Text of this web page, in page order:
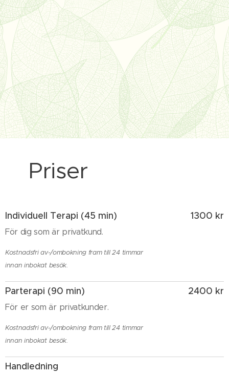
Priser
Individuell Terapi (45 min)
För dig som är privatkund.
Kostnadsfri av-/ombokning fram till 24 timmar
innan inbokat besök.
1300 kr
Parterapi (90 min)
För er som är privatkunder.
Kostnadsfri av-/ombokning fram till 24 timmar
innan inbokat besök.
2400 kr
Handledning